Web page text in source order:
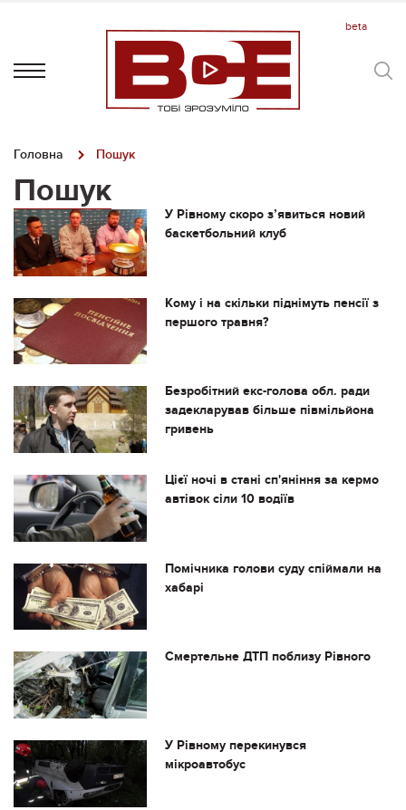
Головна Пошук
Пошук
У Рівному скоро з’явиться новий
баскетбольний клуб
Кому і на скільки піднімуть пенсії з
першого травня?
Безробітний екс-голова обл. ради
задекларував більше півмільйона
гривень
Цієї ночі в стані сп'яніння за кермо
автівок сіли 10 водіїв
Помічника голови суду спіймали на
хабарі
Смертельне ДТП поблизу Рівного
У Рівному перекинувся
мікроавтобус